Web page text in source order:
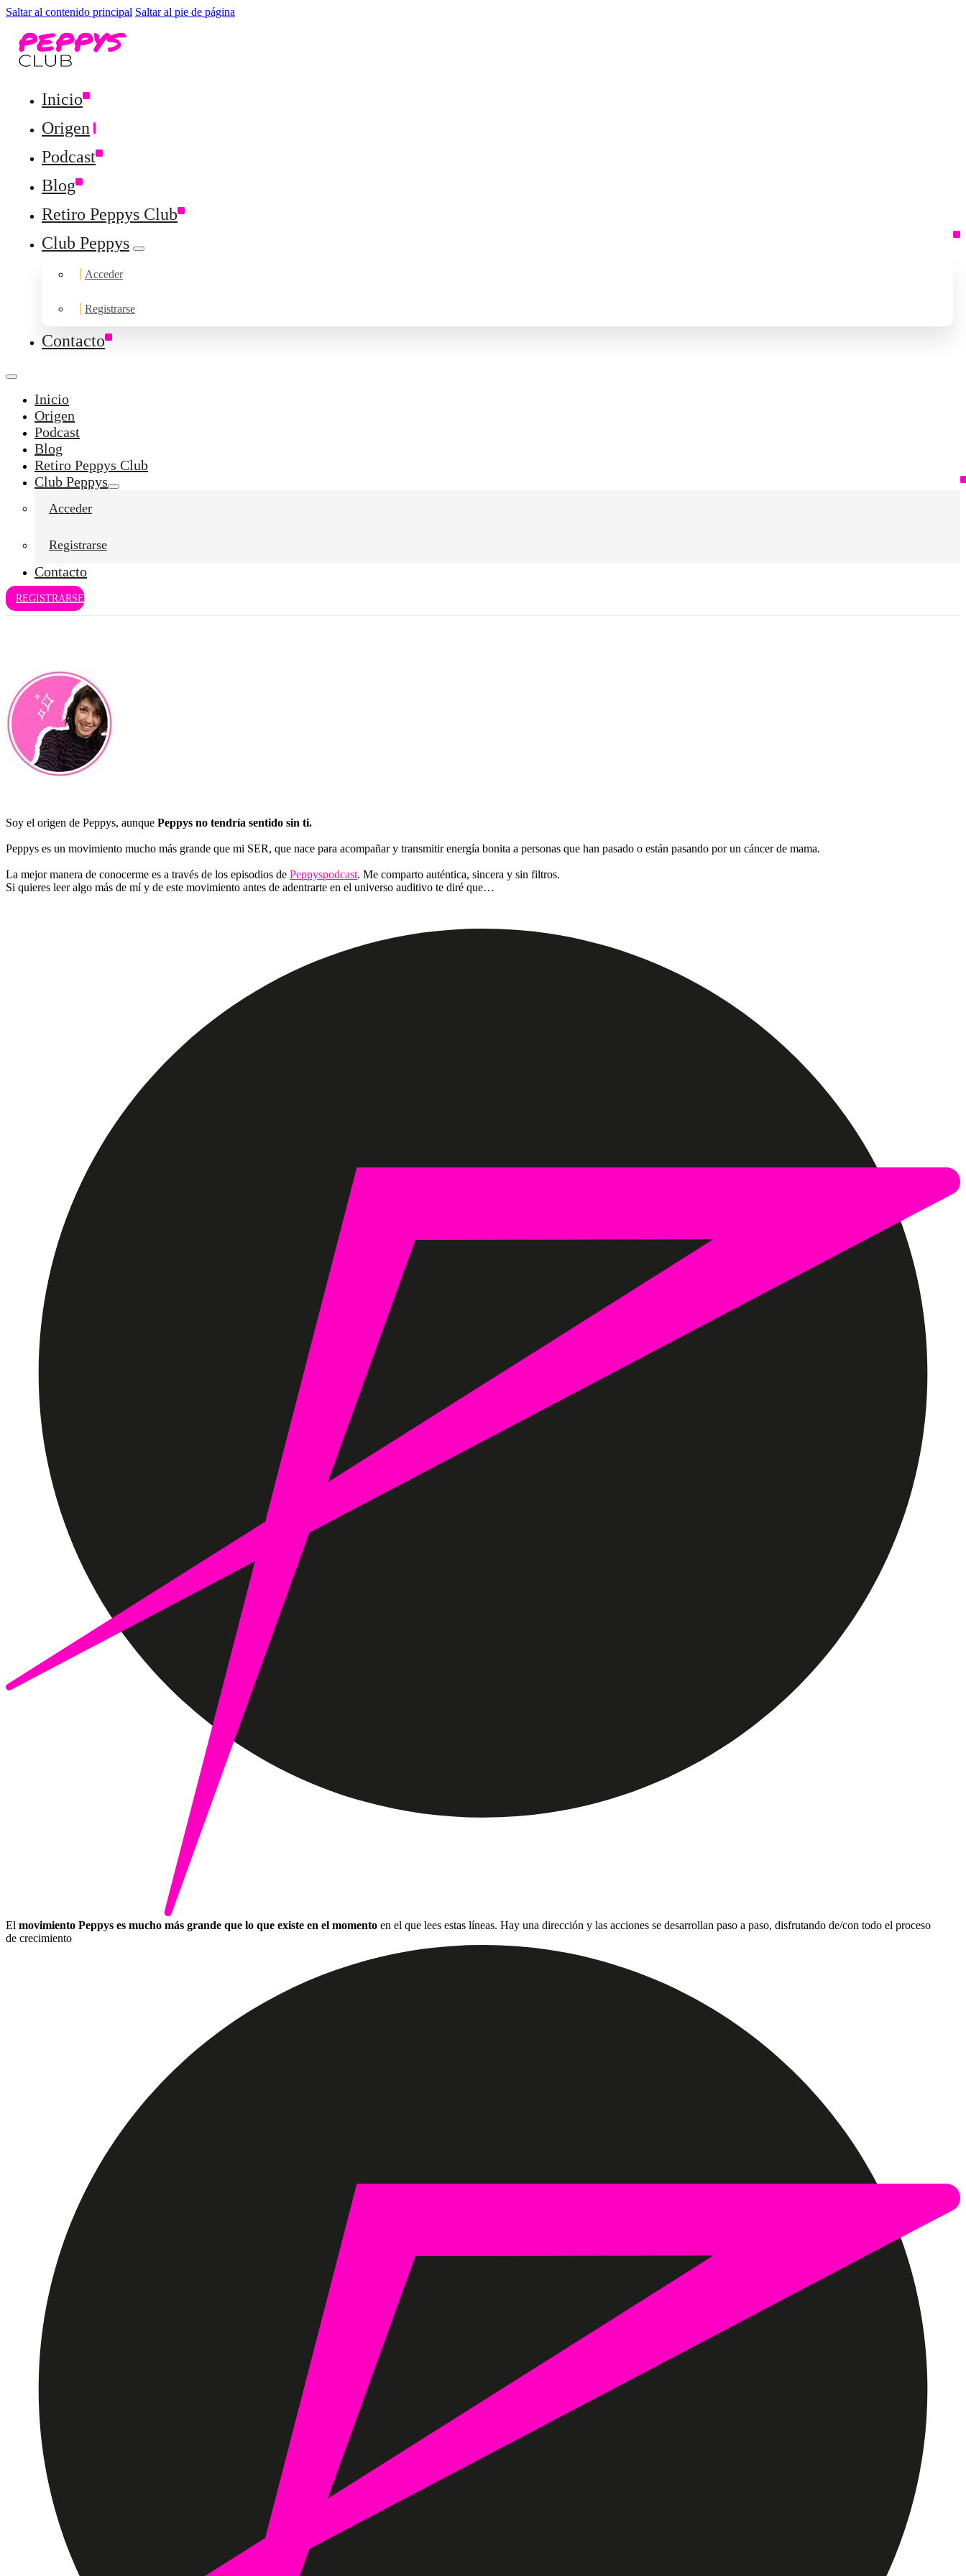
Saltar al contenido principal Saltar al pie de página
Inicio
Origen
Podcast
Blog
Retiro Peppys Club
Club Peppys
Acceder
Registrarse
Contacto
Inicio
Origen
Podcast
Blog
Retiro Peppys Club
Club Peppys
Acceder
Registrarse
Contacto
REGISTRARSE
Soy el origen de Peppys, aunque Peppys no tendría sentido sin ti.
Peppys es un movimiento mucho más grande que mi SER, que nace para acompañar y transmitir energía bonita a personas que han pasado o están pasando por un cáncer de mama.
La mejor manera de conocerme es a través de los episodios de Peppyspodcast. Me comparto auténtica, sincera y sin filtros.
Si quieres leer algo más de mí y de este movimiento antes de adentrarte en el universo auditivo te diré que…
El movimiento Peppys es mucho más grande que lo que existe en el momento en el que lees estas líneas. Hay una dirección y las acciones se desarrollan paso a paso, disfrutando de/con todo el proceso
de crecimiento